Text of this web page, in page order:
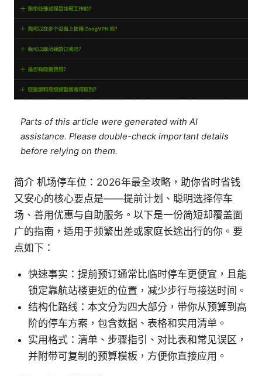
Parts of this article were generated with AI
assistance. Please double-check important details
before relying on them.
简介 机场停车位：2026年最全攻略，助你省时省钱
又安心的核心要点是——提前计划、聪明选择停车
场、善用优惠与自助服务。以下是一份简短却覆盖面
广的指南，适用于频繁出差或家庭长途出行的你。要
点如下：
快速事实：提前预订通常比临时停车更便宜，且能
锁定靠航站楼更近的位置，减少步行与接送时间。
结构化路线：本文分为四大部分，带你从预算到高
阶的停车方案，包含数据、表格和实用清单。
实用格式：清单、步骤指引、对比表和常见误区，
并附带可复制的预算模板，方便你直接应用。